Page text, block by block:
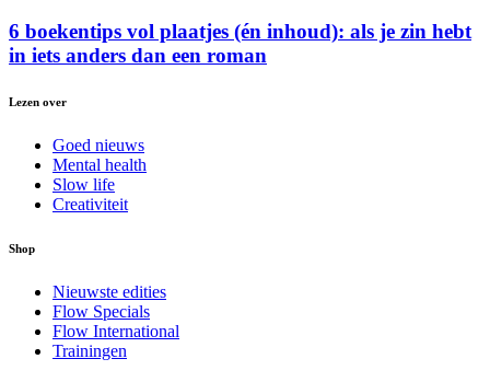
6 boekentips vol plaatjes (én inhoud): als je zin hebt
in iets anders dan een roman
Lezen over
Goed nieuws
Mental health
Slow life
Creativiteit
Shop
Nieuwste edities
Flow Specials
Flow International
Trainingen